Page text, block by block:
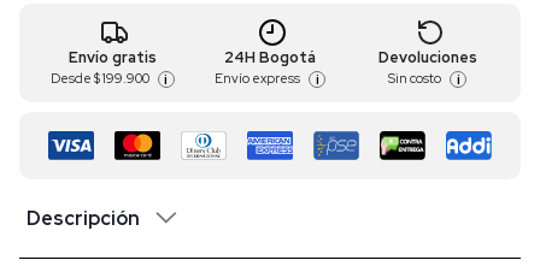
Envío gratis
Desde $ 199.900 i
24H Bogotá
Envío express i
Devoluciones
Sin costo i
Descripción